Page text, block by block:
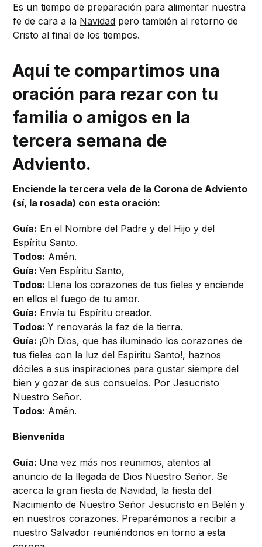
Es un tiempo de preparación para alimentar nuestra
fe de cara a la Navidad pero también al retorno de
Cristo al final de los tiempos.
Aquí te compartimos una
oración para rezar con tu
familia o amigos en la
tercera semana de
Adviento.
Enciende la tercera vela de la Corona de Adviento
(sí, la rosada) con esta oración:
Guía: En el Nombre del Padre y del Hijo y del
Espíritu Santo.
Todos: Amén.
Guía:Ven Espíritu Santo,
Todos: Llena los corazones de tus fieles y enciende
en ellos el fuego de tu amor.
Guía: Envía tu Espíritu creador.
Todos:Y renovarás la faz de la tierra.
Guía: ¡Oh Dios, que has iluminado los corazones de
tus fieles con la luz del Espíritu Santo!, haznos
dóciles a sus inspiraciones para gustar siempre del
bien y gozar de sus consuelos. Por Jesucristo
Nuestro Señor.
Todos: Amén.
Bienvenida
Guía: Una vez más nos reunimos, atentos al
anuncio de la llegada de Dios Nuestro Señor. Se
acerca la gran fiesta de Navidad, la fiesta del
Nacimiento de Nuestro Señor Jesucristo en Belén y
en nuestros corazones. Preparémonos a recibir a
nuestro Salvador reuniéndonos en torno a esta